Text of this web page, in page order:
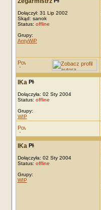
Dołączył: 31 Lip 2002
Skąd: sanok
Status: offline
Grupy:
AntyWiP
IKa
Dołączyła: 02 Sty 2004
Status: offline
Grupy:
WIP
IKa
Dołączyła: 02 Sty 2004
Status: offline
Grupy:
WIP